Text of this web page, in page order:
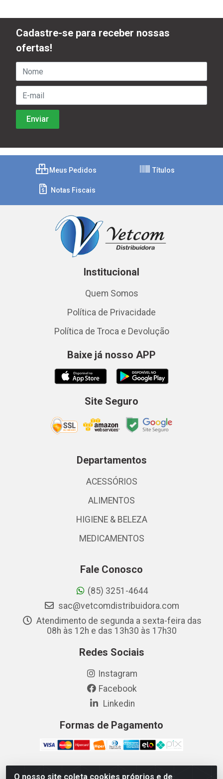
O nosso site coleta cookies próprios e de
Cadastre-se para receber nossas
ofertas!
Meus Pedidos Títulos
Notas Fiscais
Institucional
Quem Somos
Política de Privacidade
Política de Troca e Devolução
Baixe já nosso APP
Site Seguro
Departamentos
ACESSÓRIOS
ALIMENTOS
HIGIENE & BELEZA
MEDICAMENTOS
Fale Conosco
(85) 3251-4644
sac@vetcomdistribuidora.com
Atendimento de segunda a sexta-feira das
08h às 12h e das 13h30 às 17h30
Redes Sociais
Instagram
Facebook
Linkedin
Formas de Pagamento